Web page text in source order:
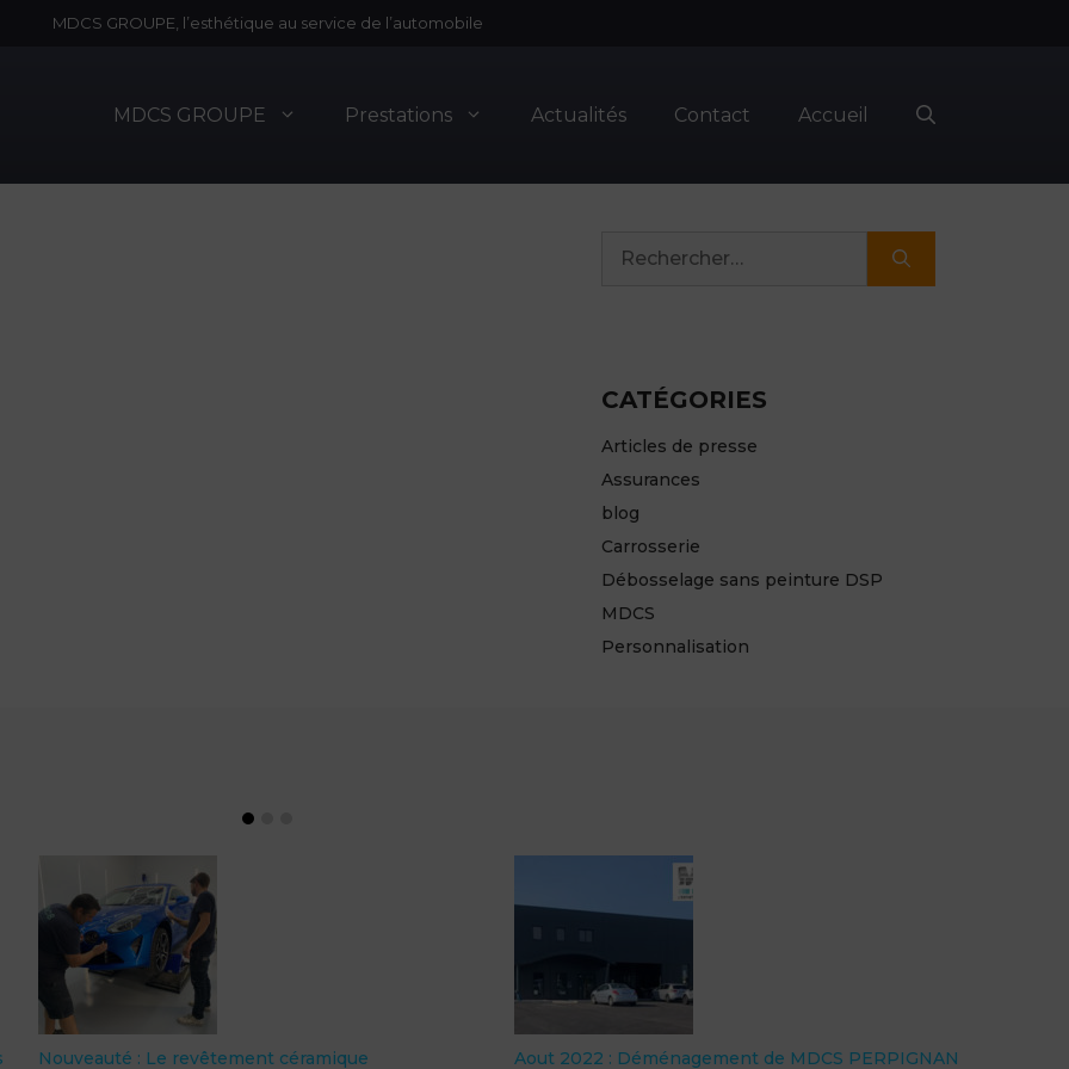
MDCS GROUPE, l’esthétique au service de l’automobile
MDCS GROUPE Prestations Actualités Contact Accueil
CATÉGORIES
Articles de presse
Assurances
blog
Carrosserie
Débosselage sans peinture DSP
MDCS
Personnalisation
Nouveauté : Le revêtement céramique Aout 2022 : Déménagement de MDCS PERPIGNAN